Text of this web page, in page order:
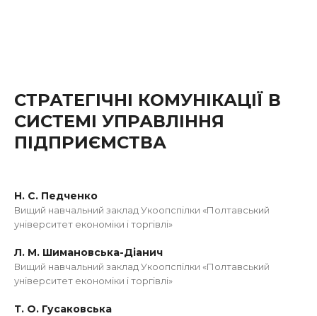
СТРАТЕГІЧНІ КОМУНІКАЦІЇ В
СИСТЕМІ УПРАВЛІННЯ
ПІДПРИЄМСТВА
Н. С. Педченко
Вищий навчальний заклад Укоопспілки «Полтавський
університет економіки і торгівлі»
Л. М. Шимановська-Діанич
Вищий навчальний заклад Укоопспілки «Полтавський
університет економіки і торгівлі»
Т. О. Гусаковська